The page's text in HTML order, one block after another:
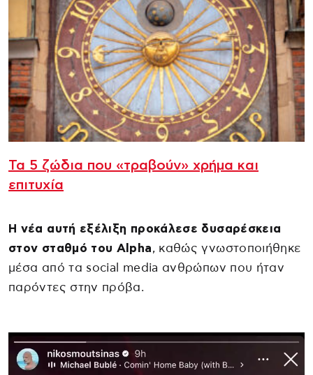
Τα 5 ζώδια που «τραβούν» χρήμα και
επιτυχία
Η νέα αυτή εξέλιξη προκάλεσε δυσαρέσκεια
στον σταθμό του Alpha, καθώς γνωστοποιήθηκε
μέσα από τα social media ανθρώπων που ήταν
παρόντες στην πρόβα.